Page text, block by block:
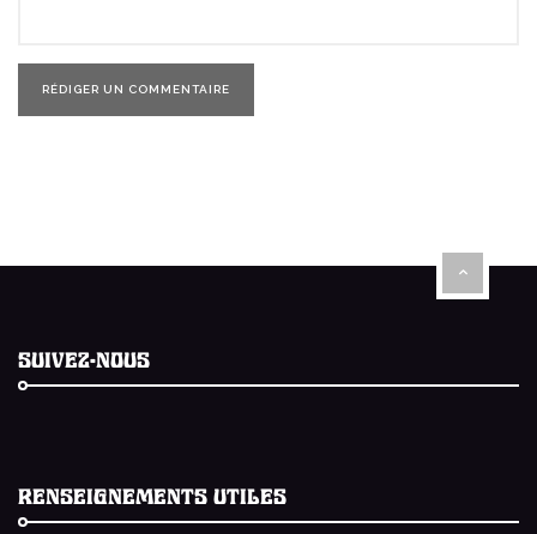
SUIVEZ-NOUS
RENSEIGNEMENTS UTILES